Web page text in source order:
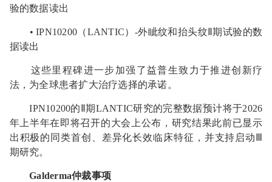
验的数据读出
• IPN10200（LANTIC）-外眦纹和抬头纹Ⅱ期试验的数
据读出
这些里程碑进一步加强了益普生致力于推进创新疗
法，为全球患者扩大治疗选择的承诺。
IPN10200的Ⅱ期LANTIC研究的完整数据预计将于2026
年上半年在即将召开的大会上公布，研究结果此前已显示
出积极的同类首创、差异化长效临床特征，并支持启动Ⅲ
期研究。
Galderma仲裁事项